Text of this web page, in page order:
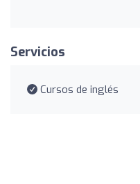
Servicios
Cursos de inglés